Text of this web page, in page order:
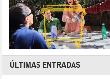
ÚLTIMAS ENTRADAS